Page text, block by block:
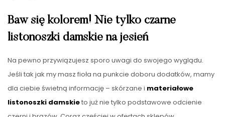
Baw się kolorem! Nie tylko czarne
listonoszki damskie na jesień
Na pewno przywiązujesz sporo uwagi do swojego wyglądu.
Jeśli tak jak my masz fioła na punkcie doboru dodatków, mamy
dla ciebie świetną informację – skórzane i materiałowe
listonoszki damskieto już nie tylko podstawowe odcienie